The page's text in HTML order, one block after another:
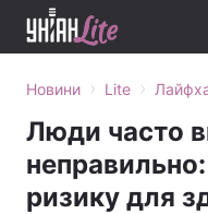
Новини › Lite ›
Люди часто
ризику для